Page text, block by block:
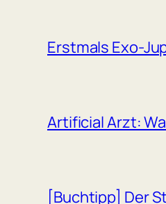
Erstmals Exo-
Artificial Arzt:
[Buchtipp] Der